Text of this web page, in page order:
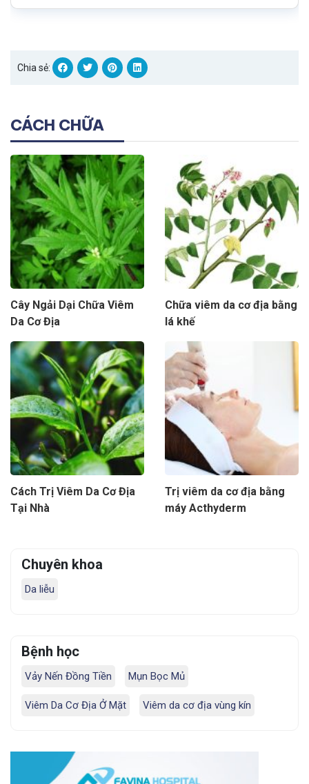
Chia sẻ:
CÁCH CHỮA
Cây Ngải Dại Chữa Viêm
Da Cơ Địa
Chữa viêm da cơ địa bằng
lá khế
Cách Trị Viêm Da Cơ Địa
Tại Nhà
Trị viêm da cơ địa bằng
máy Acthyderm
Chuyên khoa
Da liễu
Bệnh học
Vảy Nến Đồng Tiền Mụn Bọc Mủ
Viêm Da Cơ Địa Ở Mặt Viêm da cơ địa vùng kín